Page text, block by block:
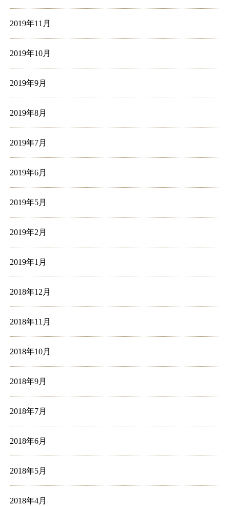
2019年11月
2019年10月
2019年9月
2019年8月
2019年7月
2019年6月
2019年5月
2019年2月
2019年1月
2018年12月
2018年11月
2018年10月
2018年9月
2018年7月
2018年6月
2018年5月
2018年4月